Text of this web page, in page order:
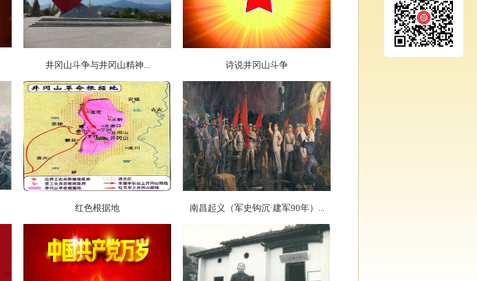
井冈山斗争与井冈山精神... 诗说井冈山斗争
红色根据地 南昌起义（军史钩沉·建军90年）...